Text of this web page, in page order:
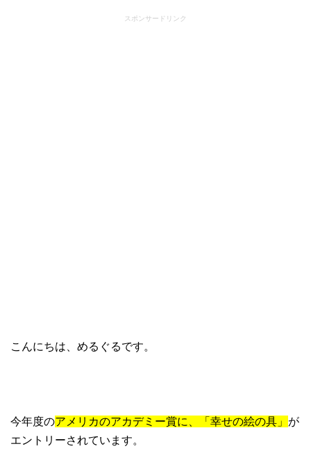
スポンサードリンク
こんにちは、めるぐるです。
今年度のアメリカのアカデミー賞に、「幸せの絵の具」 が
エントリーされています。